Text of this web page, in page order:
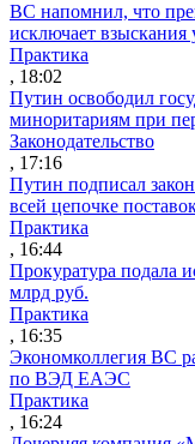
ВС напомнил, что
исключает взыскания
Практика
, 18:02
Путин освободил
миноритариям при
Законодательство
, 17:16
Путин подписал
всей цепочке
Практика
, 16:44
Прокуратура подала
млрд руб.
Практика
, 16:35
Экономколлегия ВС
по ВЭД ЕАЭС
Практика
, 16:24